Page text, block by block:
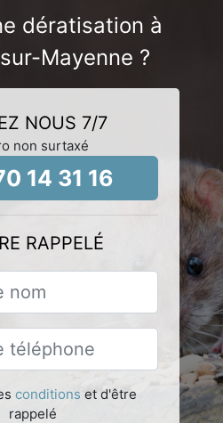
dératisation à
Mayenne ?
NOUS 7/7
non surtaxé
14 31 16
RAPPELÉ
conditions et d'être
rappelé